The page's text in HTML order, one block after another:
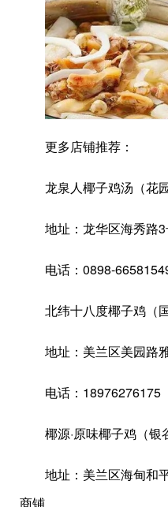
更多店铺推荐：
龙泉人椰子鸡汤（花
地址：龙华区海秀路
电话：0898-
北纬十八度椰子鸡（
地址：美兰区美园路
电话：18976276175
椰源·原味椰子鸡（银
地址：美兰区海甸和
商铺